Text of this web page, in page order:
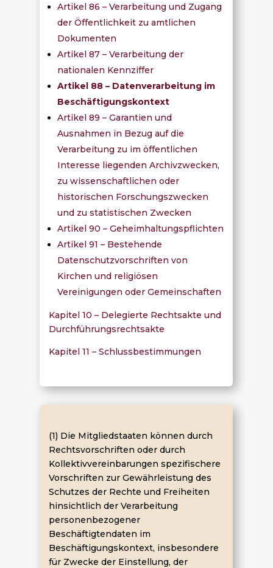
Artikel 86 – Verarbeitung und Zugang
der Öffentlichkeit zu amtlichen
Dokumenten
Artikel 87 – Verarbeitung der
nationalen Kennziffer
Artikel 88 – Datenverarbeitung im
Beschäftigungskontext
Artikel 89 – Garantien und
Ausnahmen in Bezug auf die
Verarbeitung zu im öffentlichen
Interesse liegenden Archivzwecken,
zu wissenschaftlichen oder
historischen Forschungszwecken
und zu statistischen Zwecken
Artikel 90 – Geheimhaltungspflichten
Artikel 91 – Bestehende
Datenschutzvorschriften von
Kirchen und religiösen
Vereinigungen oder Gemeinschaften
Kapitel 10 – Delegierte Rechtsakte und
Durchführungsrechtsakte
Kapitel 11 – Schlussbestimmungen
(1) Die Mitgliedstaaten können durch
Rechtsvorschriften oder durch
Kollektivvereinbarungen spezifischere
Vorschriften zur Gewährleistung des
Schutzes der Rechte und Freiheiten
hinsichtlich der Verarbeitung
personenbezogener
Beschäftigtendaten im
Beschäftigungskontext, insbesondere
für Zwecke der Einstellung, der